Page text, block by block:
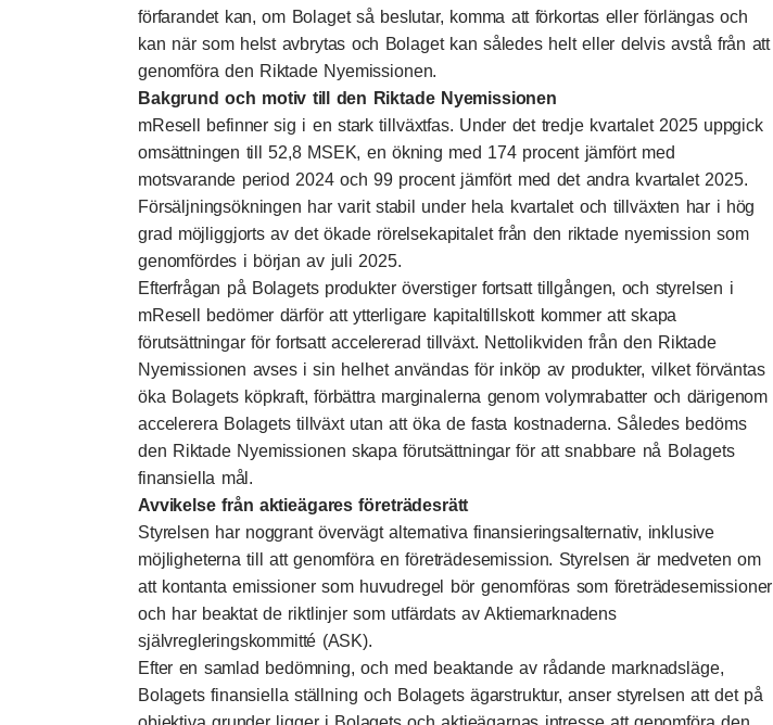
förfarandet kan, om Bolaget så beslutar, komma att förkortas eller förlängas och
kan när som helst avbrytas och Bolaget kan således helt eller delvis avstå från att
genomföra den Riktade Nyemissionen.
Bakgrund och motiv till den Riktade Nyemissionen
mResell befinner sig i en stark tillväxtfas. Under det tredje kvartalet 2025 uppgick
omsättningen till 52,8 MSEK, en ökning med 174 procent jämfört med
motsvarande period 2024 och 99 procent jämfört med det andra kvartalet 2025.
Försäljningsökningen har varit stabil under hela kvartalet och tillväxten har i hög
grad möjliggjorts av det ökade rörelsekapitalet från den riktade nyemission som
genomfördes i början av juli 2025.
Efterfrågan på Bolagets produkter överstiger fortsatt tillgången, och styrelsen i
mResell bedömer därför att ytterligare kapitaltillskott kommer att skapa
förutsättningar för fortsatt accelererad tillväxt. Nettolikviden från den Riktade
Nyemissionen avses i sin helhet användas för inköp av produkter, vilket förväntas
öka Bolagets köpkraft, förbättra marginalerna genom volymrabatter och därigenom
accelerera Bolagets tillväxt utan att öka de fasta kostnaderna. Således bedöms
den Riktade Nyemissionen skapa förutsättningar för att snabbare nå Bolagets
finansiella mål.
Avvikelse från aktieägares företrädesrätt
Styrelsen har noggrant övervägt alternativa finansieringsalternativ, inklusive
möjligheterna till att genomföra en företrädesemission. Styrelsen är medveten om
att kontanta emissioner som huvudregel bör genomföras som företrädesemissioner
och har beaktat de riktlinjer som utfärdats av Aktiemarknadens
självregleringskommitté (ASK).
Efter en samlad bedömning, och med beaktande av rådande marknadsläge,
Bolagets finansiella ställning och Bolagets ägarstruktur, anser styrelsen att det på